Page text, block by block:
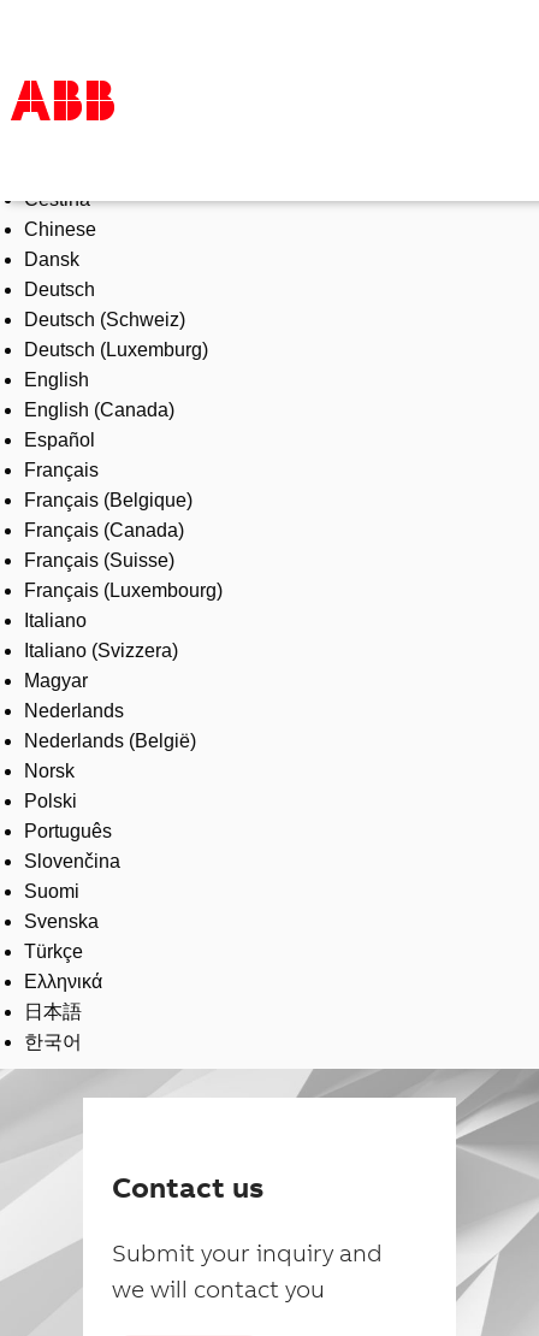
Products & Solutions
Industries
Services
About us
Where to buy
Contact us
Careers
Čeština
Chinese
Dansk
Deutsch
Deutsch (Schweiz)
Deutsch (Luxemburg)
English
English (Canada)
Español
Français
Français (Belgique)
Français (Canada)
Français (Suisse)
Français (Luxembourg)
Italiano
Italiano (Svizzera)
Magyar
Nederlands
Nederlands (België)
Norsk
Polski
Português
Slovenčina
Suomi
Svenska
Türkçe
Ελληνικά
日本語
한국어
Contact us
Submit your inquiry and
we will contact you